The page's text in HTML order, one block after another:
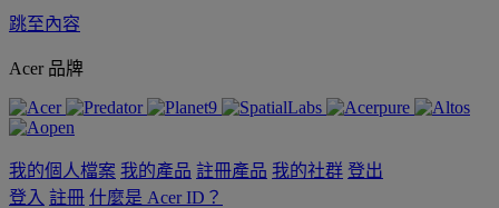
跳至內容
Acer 品牌
我的個人檔案 我的產品 註冊產品 我的社群 登出
登入 註冊 什麼是 Acer ID？